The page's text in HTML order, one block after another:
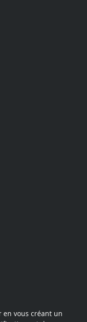
vous créant un